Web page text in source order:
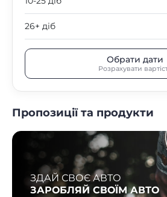
26+ діб
Обрати дати
Розрахувати
Пропозиції та продукти
ЗДАЙ СВОЄ АВТО
ЗАРОБЛЯЙ СВОЇМ АВТО